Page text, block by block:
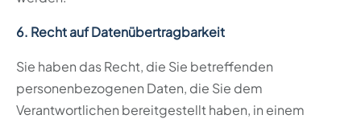
6. Recht auf Datenübertragbarkeit
Sie haben das Recht, die Sie betreffenden
personenbezogenen Daten, die Sie dem
Verantwortlichen bereitgestellt haben, in einem